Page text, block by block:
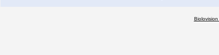
Biolovision